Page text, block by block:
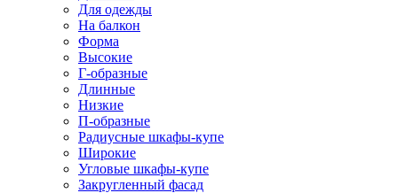
Для одежды
На балкон
Форма
Высокие
Г-образные
Длинные
Низкие
П-образные
Радиусные шкафы-купе
Широкие
Угловые шкафы-купе
Закругленный фасад